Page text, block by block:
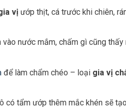
vịướp thịt, cá trước khi chiên,
vào nước mắm, chấm gì cũng
để làm chẩm chéo – loại gia vị
có tẩm ướp thêm mắc khén sẽ